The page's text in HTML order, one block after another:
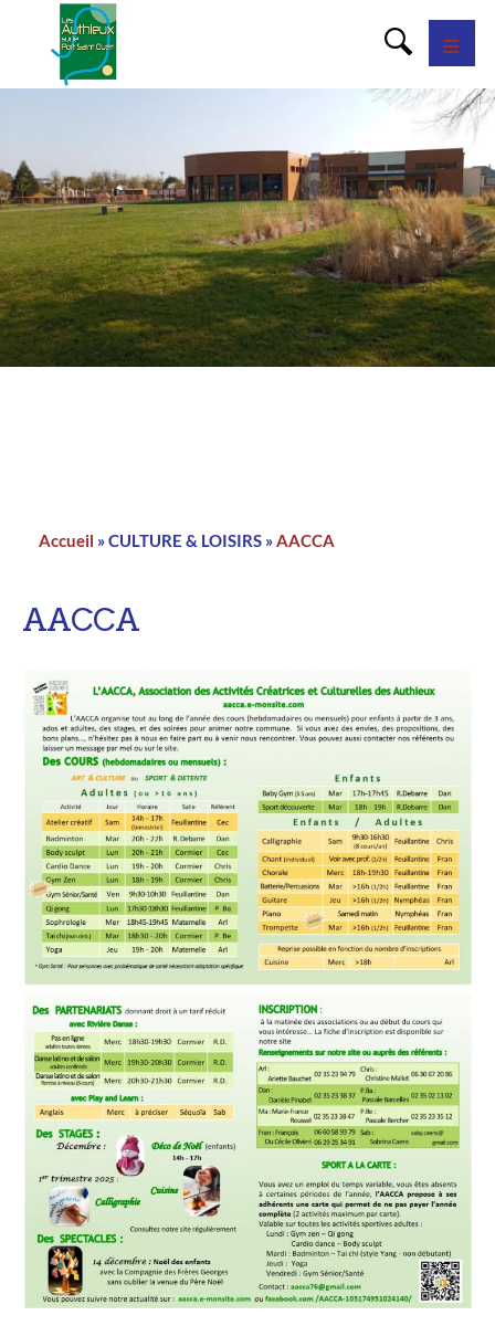
AddtoAny
Accueil CULTURE & LOISIRS AACCA
AACCA
Panneau de gestion des cookies